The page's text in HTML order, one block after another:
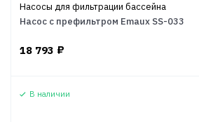
Насосы для фильтрации бассейна
Насос с префильтром Emaux SS-033
18 793 ₽
В наличии